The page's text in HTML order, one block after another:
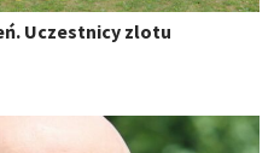
Uczestnicy zlotu